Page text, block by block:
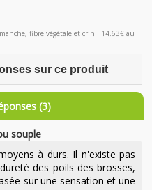
fibre végétale et crin : 14.63€ au
sur ce produit
(3)
souple
à durs. Il n'existe pas
des poils des brosses,
sur une sensation et une